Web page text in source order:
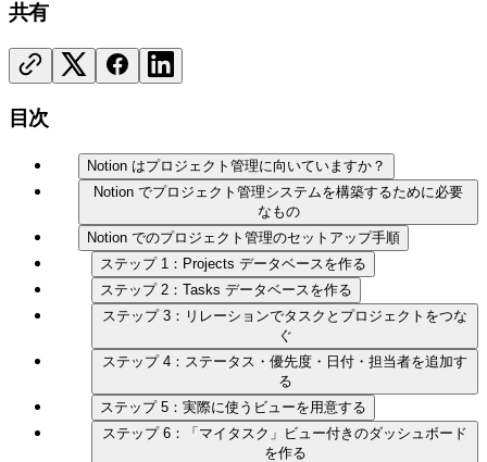
共有
目次
Notion はプロジェクト管理に向いていますか？
Notion でプロジェクト管理システムを構築するために必要
なもの
Notion でのプロジェクト管理のセットアップ手順
ステップ 1：Projects データベースを作る
ステップ 2：Tasks データベースを作る
ステップ 3：リレーションでタスクとプロジェクトをつな
ぐ
ステップ 4：ステータス・優先度・日付・担当者を追加す
る
ステップ 5：実際に使うビューを用意する
ステップ 6：「マイタスク」ビュー付きのダッシュボード
を作る